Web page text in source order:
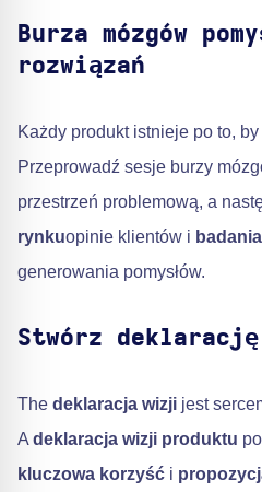
Burza mózgów
rozwiązań
Każdy produkt istnieje po to,
Przeprowadź sesje burzy
przestrzeń problemową, a
rynkuopinie klientów i
generowania pomysłów.
Stwórz
The deklaracja wizji jest
A deklaracja wizji produktu
kluczowa korzyść i